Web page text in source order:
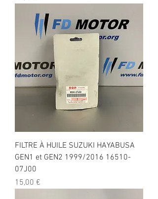
FILTRE À HUILE SUZUKI HAYABUSA
GEN1 et GEN2 1999/2016 16510-
07J00
Prix
15,00 €